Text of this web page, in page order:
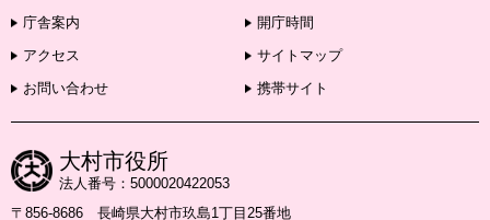
庁舎案内
開庁時間
アクセス
サイトマップ
お問い合わせ
携帯サイト
大村市役所
法人番号：5000020422053
〒856-8686 長崎県大村市玖島1丁目25番地